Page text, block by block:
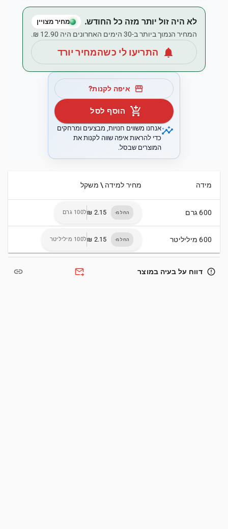
לא היה זול יותר מזה כל החודש. מחיר מצויין
המחיר הנמוך ביותר ב-30 הימים האחרונים היה ‏12.90 ‏₪.
notifications התריעו לי כשהמחיר יורד
storefront איפה לקנות?
add_shopping_cart הוסף לסל
insightsאנחנו משווים חנויות, מבצעים ומרחקים
כדי להראות איפה שווה לקנות את
המוצרים שבסל.
מידה מחיר למידה \ משקל
600 גרם החל מ- ל100 גרם
600 מיליליטר החל מ- ל100 מיליליטר
error_outline דווח על בעיה במוצר forward_to_inbox
link